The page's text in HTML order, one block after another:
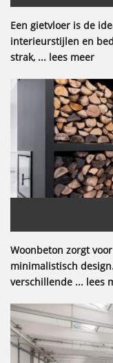
Een gietvloer is de
interieurstijlen en
strak, ... lees meer
Woonbeton zorgt
minimalistisch
verschillende ... lees